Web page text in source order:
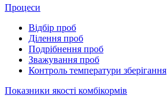
Процеси
Відбір проб
Ділення проб
Подрібнення проб
Зважування проб
Контроль температури зберігання
Показники якості комбікормів